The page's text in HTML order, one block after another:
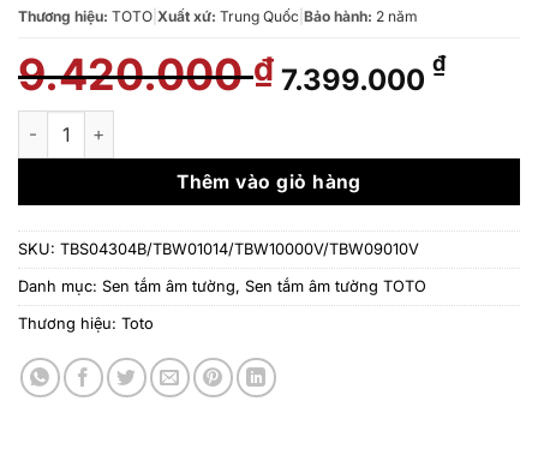
Thương hiệu: TOTO Xuất xứ: Trung Quốc Bảo hành: 2 năm
9.420.000₫ Giá
gốc
9.420.000 ₫.
7.399.000 ₫Giá
là:
Bộ sen tắm âm tường TOTO TBS04304B/TBW01014/
Thêm vào giỏ hàng
SKU: TBS04304B/TBW01014/TBW10000V/TBW09010V
Danh mục: Sen tắm âm tường, Sen tắm âm tường TOTO
Thương hiệu: Toto